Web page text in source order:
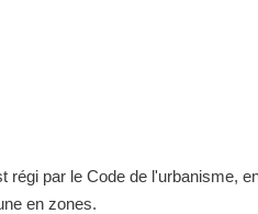
par le Code de l'urbanisme,
en zones.